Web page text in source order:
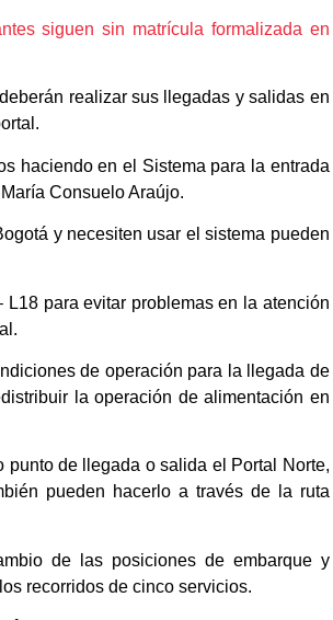
siguen sin matrícula formalizada en
realizar sus llegadas y salidas en
haciendo en el Sistema para la entrada
Consuelo Araújo.
y necesiten usar el sistema pueden
para evitar problemas en la atención
de operación para la llegada de
la operación de alimentación en
de llegada o salida el Portal Norte,
pueden hacerlo a través de la ruta
de las posiciones de embarque y
recorridos de cinco servicios.